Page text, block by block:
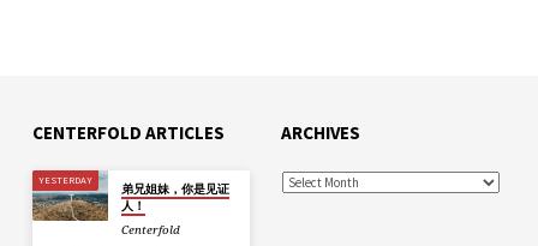
CENTERFOLD ARTICLES
YESTERDAY
弟兄姐妹，你是见证
人！
Centerfold
ARCHIVES